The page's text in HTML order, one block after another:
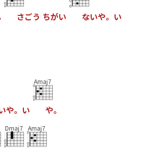
さごう ちがい ないや。 い
や。 い
Amaj7
や。
Dmaj7 Amaj7